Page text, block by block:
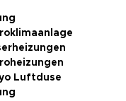
Luftduse